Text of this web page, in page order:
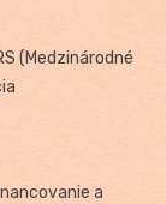
(Medzinárodné
a